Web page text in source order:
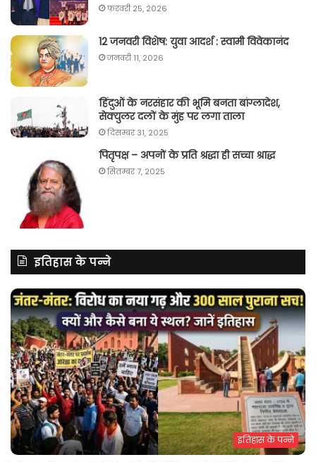
फ़रवरी 25, 2026
12 जनवरी विशेष: युवा आदर्श : स्वामी विवेकानंद
जनवरी 11, 2026
हिंदुओं के नरसंहार की भूमि बनता बांग्लादेश,
सेक्युलर दलों के मुंह पर लगा ताला
दिसम्बर 31, 2025
पितृपक्ष – अपनों के प्रति श्रद्धा ही सच्चा श्राद्ध
सितम्बर 7, 2025
इतिहास के पन्ने
इतिहास के पन्ने